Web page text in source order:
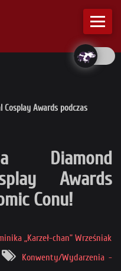
Awards podczas
Diamond
Awards
Conu!
„Karzeł-chan” Wrześniak
Konwenty/Wydarzenia -